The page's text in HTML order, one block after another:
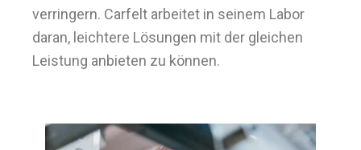
verringern. Carfelt arbeitet in seinem Labor
daran, leichtere Lösungen mit der gleichen
Leistung anbieten zu können.